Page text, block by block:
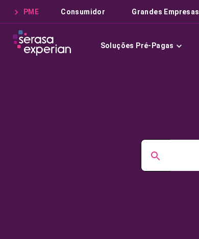
PME Consumidor Grandes Empresas
Soluções Pré-Pagas